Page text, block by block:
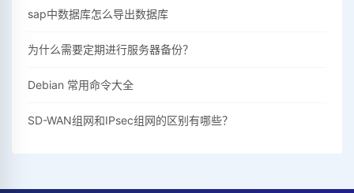
sap中数据库怎么导出数据库
为什么需要定期进行服务器备份？
Debian 常用命令大全
SD-WAN组网和IPsec组网的区别有哪些？